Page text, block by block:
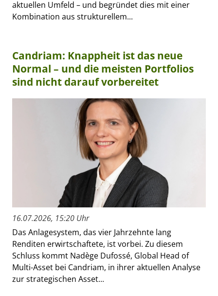
aktuellen Umfeld – und begründet dies mit einer
Kombination aus strukturellem...
Candriam: Knappheit ist das neue
Normal – und die meisten Portfolios
sind nicht darauf vorbereitet
16.07.2026, 15:20 Uhr
Das Anlagesystem, das vier Jahrzehnte lang
Renditen erwirtschaftete, ist vorbei. Zu diesem
Schluss kommt Nadège Dufossé, Global Head of
Multi-Asset bei Candriam, in ihrer aktuellen Analyse
zur strategischen Asset...